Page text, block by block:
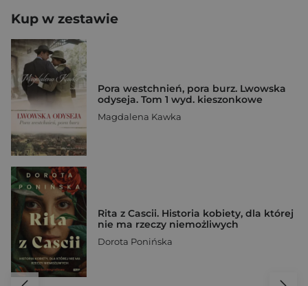
Kup w zestawie
Pora westchnień, pora burz. Lwowska
odyseja. Tom 1 wyd. kieszonkowe
Magdalena Kawka
Rita z Cascii. Historia kobiety, dla której
nie ma rzeczy niemożliwych
Dorota Ponińska